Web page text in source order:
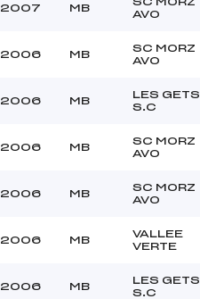
Température départ :
2007 MB
AVO
2006 MB
SC MORZ
AVO
2006 MB
LES GETS
S.C
2006 MB
SC MORZ
AVO
2006 MB
SC MORZ
AVO
2006 MB
VALLEE
VERTE
2006 MB
LES GETS
S.C